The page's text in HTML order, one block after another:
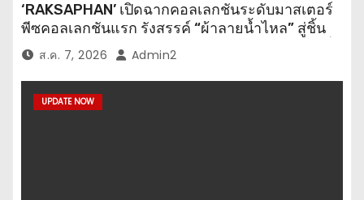
‘RAKSAPHAN’ เปิดฉากคอลเลกชันระดับมาสเตอร์
พีซคอลเลกชันแรก รังสรรค์ “ผ้าลายน้ำไหล” สู่ชิ้น
งานศิลปะสะสมสุดลิมิเต็ด ถ่ายทอดภูมิปัญญาท้องถิ่น
สู่สุนทรียภาพระดับสากล
ส.ค. 7, 2026 Admin2
UPDATE NOW